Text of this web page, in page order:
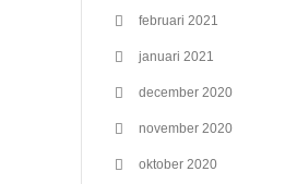
februari 2021
januari 2021
december 2020
november 2020
oktober 2020